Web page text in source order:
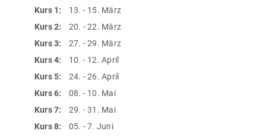
Kurs 1:
13. - 15. März
Kurs 2:
20. - 22. März
Kurs 3:
27. - 29. März
Kurs 4:
10. - 12. April
Kurs 5:
24. - 26. April
Kurs 6:
08. - 10. Mai
Kurs 7:
29. - 31. Mai
Kurs 8:
05. - 7. Juni